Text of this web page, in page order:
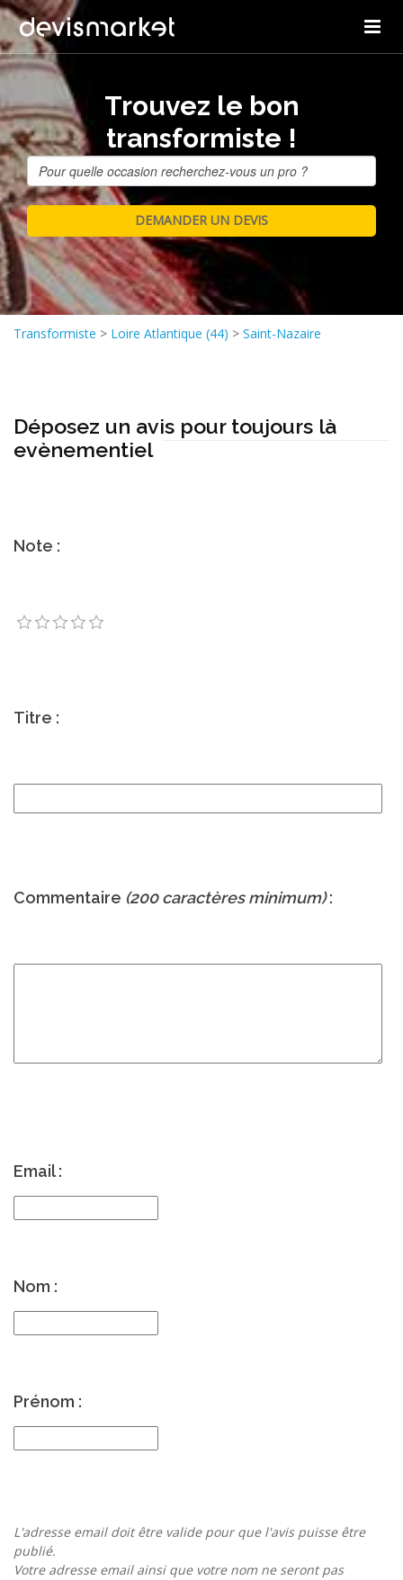
Trouvez le bon
transformiste !
Transformiste > Loire Atlantique (44) > Saint-Nazaire
Déposez un avis pour toujours là
evènementiel
Note :
Titre :
Commentaire (200 caractères minimum):
Email :
Nom :
Prénom :
L'adresse email doit être valide pour que l'avis puisse être
publié.
Votre adresse email ainsi que votre nom ne seront pas